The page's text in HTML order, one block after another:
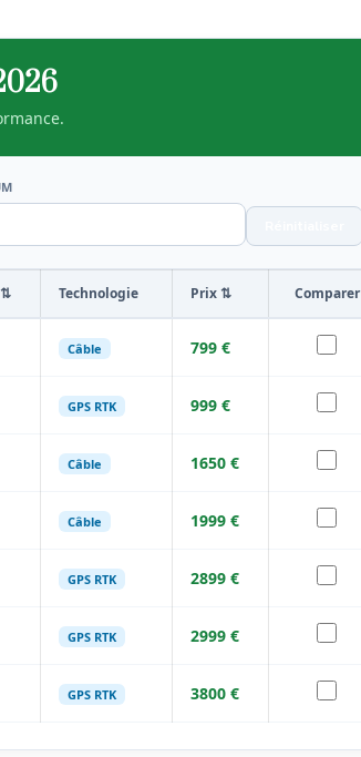
Technologie Prix ⇅ Comparer
Câble 799 €
GPS RTK 999 €
Câble 1650 €
Câble 1999 €
GPS RTK 2899 €
GPS RTK 2999 €
GPS RTK 3800 €